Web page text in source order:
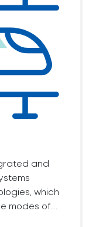
and
which
modes of...